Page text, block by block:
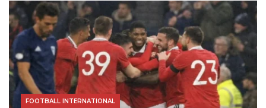
FOOTBALL INTERNATIONAL